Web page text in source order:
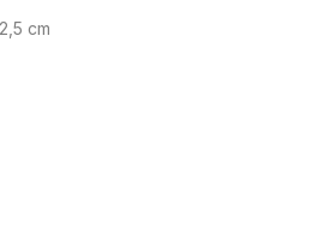
cm
PER LAMPADA DE 1000W E